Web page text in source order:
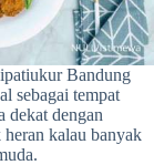
Bandung
sebagai tempat
dekat dengan
kalau banyak